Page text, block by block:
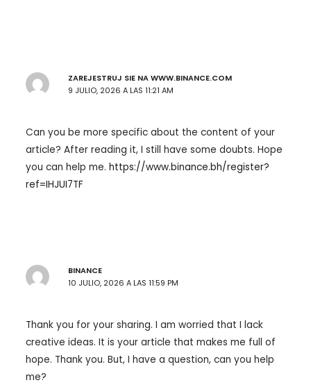
ZAREJESTRUJ SIE NA WWW.BINANCE.COM
9 JULIO, 2026 A LAS 11:21 AM
Can you be more specific about the content of your
article? After reading it, I still have some doubts. Hope
you can help me. https://www.binance.bh/register?
ref=IHJUI7TF
BINANCE
10 JULIO, 2026 A LAS 11:59 PM
Thank you for your sharing. I am worried that I lack
creative ideas. It is your article that makes me full of
hope. Thank you. But, I have a question, can you help
me?